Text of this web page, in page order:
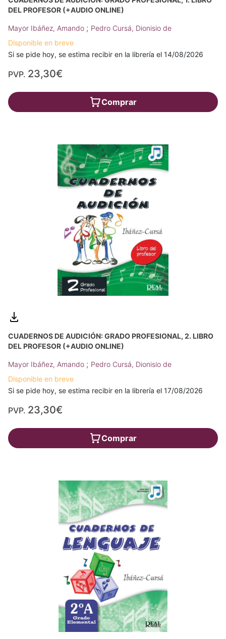
DEL PROFESOR (+AUDIO ONLINE)
Mayor Ibáñez, Amando ; Pedro Cursá, Dionisio de
Disponible en breve
Si se pide hoy, se estima recibir en la librería el 14/08/2026
PVP. 23,30€
Comprar
CUADERNOS DE AUDICIÓN: GRADO PROFESIONAL, 2. LIBRO
DEL PROFESOR (+AUDIO ONLINE)
Mayor Ibáñez, Amando ; Pedro Cursá, Dionisio de
Disponible en breve
Si se pide hoy, se estima recibir en la librería el 17/08/2026
PVP. 23,30€
Comprar